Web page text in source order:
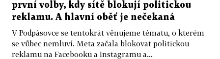
první volby, kdy sítě blokují politickou
reklamu. A hlavní oběť je nečekaná
V Podpásovce se tentokrát věnujeme tématu, o kterém
se vůbec nemluví. Meta začala blokovat politickou
reklamu na Facebooku a Instagramu a...